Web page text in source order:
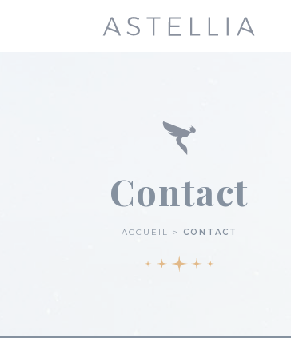
Contact
ACCUEIL CONTACT